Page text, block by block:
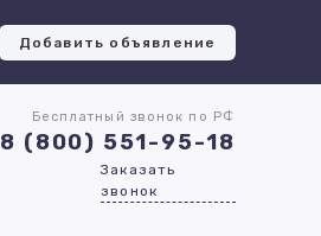
Добавить объявление
Бесплатный звонок по РФ
8 (800) 551-95-18
Заказать
звонок